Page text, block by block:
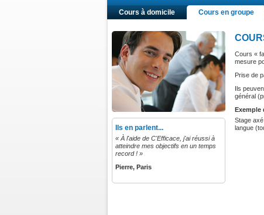
Cours à domicile Cours en groupe
Ils en parlent...
« À l'aide de C'Efficace, j'ai réussi à
atteindre mes objectifs en un temps
record ! »
Pierre, Paris
Cours «
mesure
Prise de
Ils
général
Exemple
Stage
langue